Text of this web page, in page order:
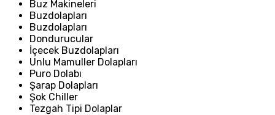
Buz Makineleri
Buzdolapları
Buzdolapları
Dondurucular
İçecek Buzdolapları
Unlu Mamuller Dolapları
Puro Dolabı
Şarap Dolapları
Şok Chiller
Tezgah Tipi Dolaplar